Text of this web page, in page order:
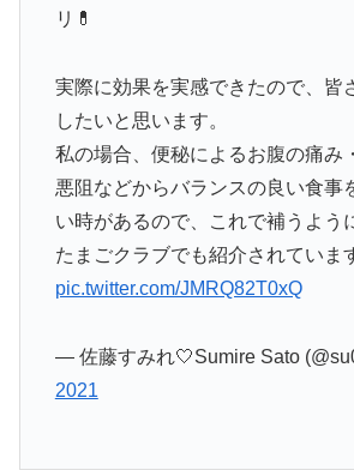
リ💊
実際に効果を実感できたので、皆
したいと思います。
私の場合、便秘によるお腹の痛み
悪阻などからバランスの良い食事
い時があるので、これで補うよう
たまごクラブでも紹介されていま
pic.twitter.com/JMRQ82T0xQ
— 佐藤すみれ🤍Sumire Sato
2021